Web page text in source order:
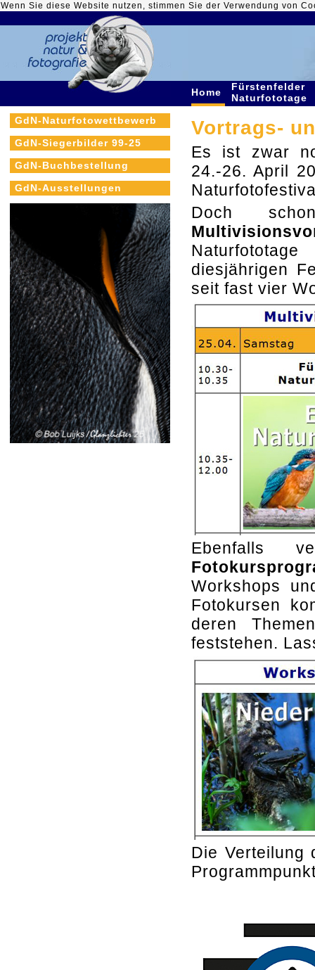
Wenn Sie diese Website nutzen, stimmen Sie der Verwendung von
Home
Fürstenfelder
Naturfototage
GdN-Naturfotowettbewerb
GdN-Siegerbilder 99-25
GdN-Buchbestellung
GdN-Ausstellungen
Vortrags-
Es ist zwar
24.-26. April
Doch
diesjährigen
seit fast vier
Ebenfalls
Workshops
Fotokursen
deren
feststehen.
Die Verteilung